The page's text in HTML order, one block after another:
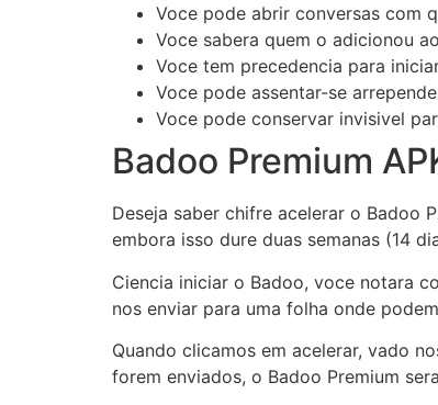
Voce pode abrir conversas com
Voce sabera quem o adicionou
Voce tem precedencia para
Voce pode assentar-se
Voce pode conservar invisivel
Badoo Premium
Deseja saber chifre acelerar o Badoo
embora isso dure duas semanas (14
Ciencia iniciar o Badoo, voce notara
nos enviar para uma folha onde
Quando clicamos em acelerar, vado
forem enviados, o Badoo Premium